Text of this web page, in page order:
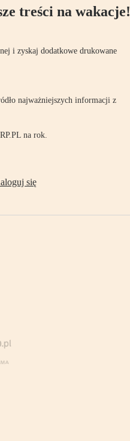
treści na wakacje!
i zyskaj dodatkowe drukowane
najważniejszych informacji z
na rok.
się